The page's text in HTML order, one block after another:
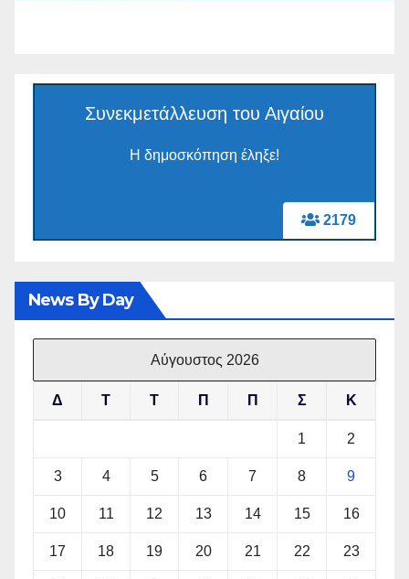
2179
Συνεκμετάλλευση του Αιγαίου
Η δημοσκόπηση έληξε!
News By Day
Αύγουστος 2026
Δ Τ Τ Π Π Σ Κ
1 2
3 4 5 6 7 8 9
10 11 12 13 14 15 16
17 18 19 20 21 22 23